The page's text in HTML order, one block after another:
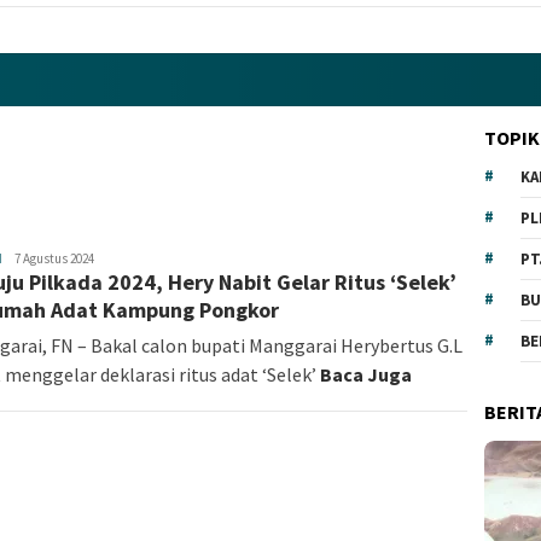
Fokus
NTT
7 Agustus 2024
Pilkada 2024, Hery Nabit Gelar Ritus ‘Selek’
Adat Kampung Pongkor
FN – Bakal calon bupati Manggarai Herybertus G.L
deklarasi ritus adat ‘Selek’ Baca Juga